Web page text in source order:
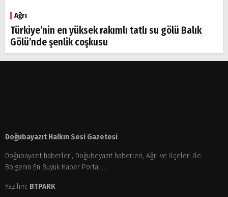
Ağrı
Türkiye’nin en yüksek rakımlı tatlı su gölü Balık
Gölü’nde şenlik coşkusu
Doğubayazıt Halkın Sesi Gazetesi
Doğubayazıt haberleri, Doğubeyazıt haberleri, Ağrı ve İlçeleri İle
Bölgenin En Büyük Haber Portalı...
Yazılım: BTPARK